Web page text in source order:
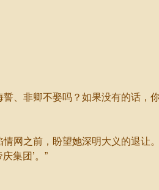
非卿不娶吗？如果没有的话，
之前，盼望她深明大义的退让
集团’。”